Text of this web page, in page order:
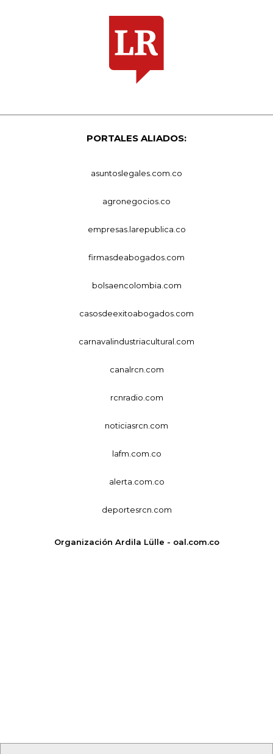
PORTALES ALIADOS:
asuntoslegales.com.co
agronegocios.co
empresas.larepublica.co
firmasdeabogados.com
bolsaencolombia.com
casosdeexitoabogados.com
carnavalindustriacultural.com
canalrcn.com
rcnradio.com
noticiasrcn.com
lafm.com.co
alerta.com.co
deportesrcn.com
Organización Ardila Lülle - oal.com.co